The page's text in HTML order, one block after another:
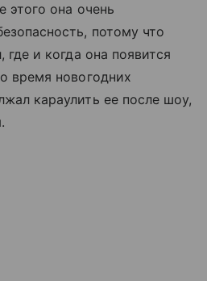
этого она очень
потому что
где и когда она появится
время новогодних
караулить ее после шоу,